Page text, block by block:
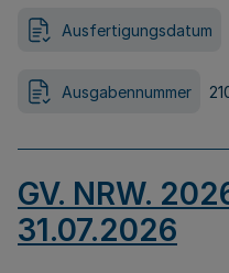
Ausfertigungsdatum
Ausgabennummer
GV. NRW.
31.07.2026